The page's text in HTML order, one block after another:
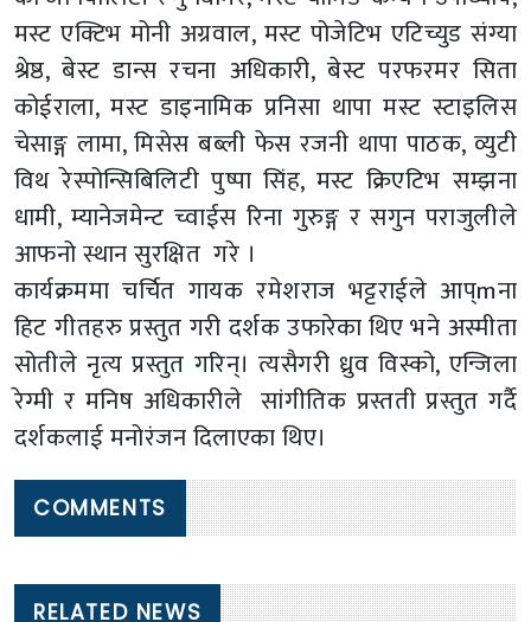
मस्ट एक्टिभ मोनी अग्रवाल, मस्ट पोजेटिभ एटिच्युड संग्या
श्रेष्ठ, बेस्ट डान्स रचना अधिकारी, बेस्ट परफरमर सिता
कोईराला, मस्ट डाइनामिक प्रनिसा थापा मस्ट स्टाइलिस
चेसाङ्ग लामा, मिसेस बब्ली फेस रजनी थापा पाठक, व्युटी
विथ रेस्पोन्सिबिलिटी पुष्पा सिंह, मस्ट क्रिएटिभ सम्झना
धामी, म्यानेजमेन्ट च्वाईस रिना गुरुङ्ग र सगुन पराजुलीले
आफनो स्थान सुरक्षित गरे ।
कार्यक्रममा चर्चित गायक रमेशराज भट्टराईले आप्mना
हिट गीतहरु प्रस्तुत गरी दर्शक उफारेका थिए भने अस्मीता
सोतीले नृत्य प्रस्तुत गरिन्। त्यसैगरी ध्रुव विस्को, एन्जिला
रेग्मी र मनिष अधिकारीले सांगीतिक प्रस्तती प्रस्तुत गर्दै
दर्शकलाई मनोरंजन दिलाएका थिए।
COMMENTS
RELATED NEWS